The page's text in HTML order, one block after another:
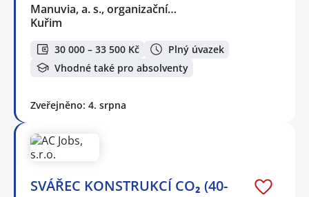
Manuvia, a. s., organizační…
Kuřim
30 000 – 33 500 Kč
Plný úvazek
Vhodné také pro absolventy
Zveřejněno: 4. srpna
SVÁŘEC KONSTRUKCÍ CO₂ (40-